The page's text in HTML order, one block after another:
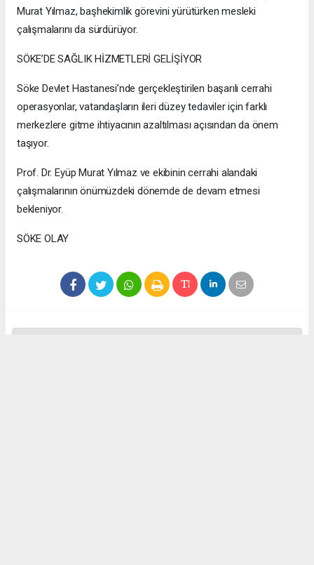
Murat Yılmaz, başhekimlik görevini yürütürken mesleki
çalışmalarını da sürdürüyor.
SÖKE’DE SAĞLIK HİZMETLERİ GELİŞİYOR
Söke Devlet Hastanesi’nde gerçekleştirilen başarılı cerrahi
operasyonlar, vatandaşların ileri düzey tedaviler için farklı
merkezlere gitme ihtiyacının azaltılması açısından da önem
taşıyor.
Prof. Dr. Eyüp Murat Yılmaz ve ekibinin cerrahi alandaki
çalışmalarının önümüzdeki dönemde de devam etmesi
bekleniyor.
SÖKE OLAY